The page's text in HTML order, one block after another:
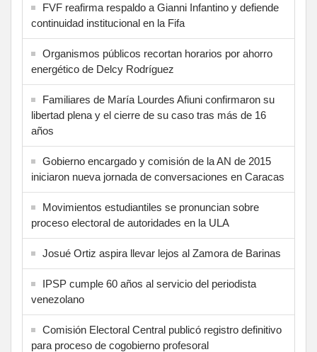
FVF reafirma respaldo a Gianni Infantino y defiende
continuidad institucional en la Fifa
Organismos públicos recortan horarios por ahorro
energético de Delcy Rodríguez
Familiares de María Lourdes Afiuni confirmaron su
libertad plena y el cierre de su caso tras más de 16
años
Gobierno encargado y comisión de la AN de 2015
iniciaron nueva jornada de conversaciones en Caracas
Movimientos estudiantiles se pronuncian sobre
proceso electoral de autoridades en la ULA
Josué Ortiz aspira llevar lejos al Zamora de Barinas
IPSP cumple 60 años al servicio del periodista
venezolano
Comisión Electoral Central publicó registro definitivo
para proceso de cogobierno profesoral